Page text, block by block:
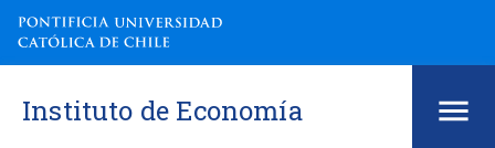
Instituto de Economía